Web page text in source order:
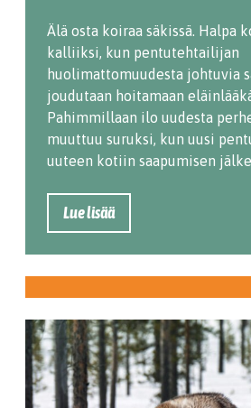
Älä osta koiraa säkissä. Halpa
kalliiksi, kun pentutehtailijan
huolimattomuudesta johtuvia
joudutaan hoitamaan
Pahimmillaan ilo uudesta
muuttuu suruksi, kun uusi
uuteen kotiin saapumisen
Lue lisää